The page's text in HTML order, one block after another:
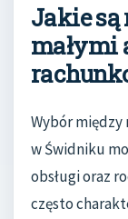
Jakie są
małymi
Wybór między
w Świdniku
obsługi oraz
często